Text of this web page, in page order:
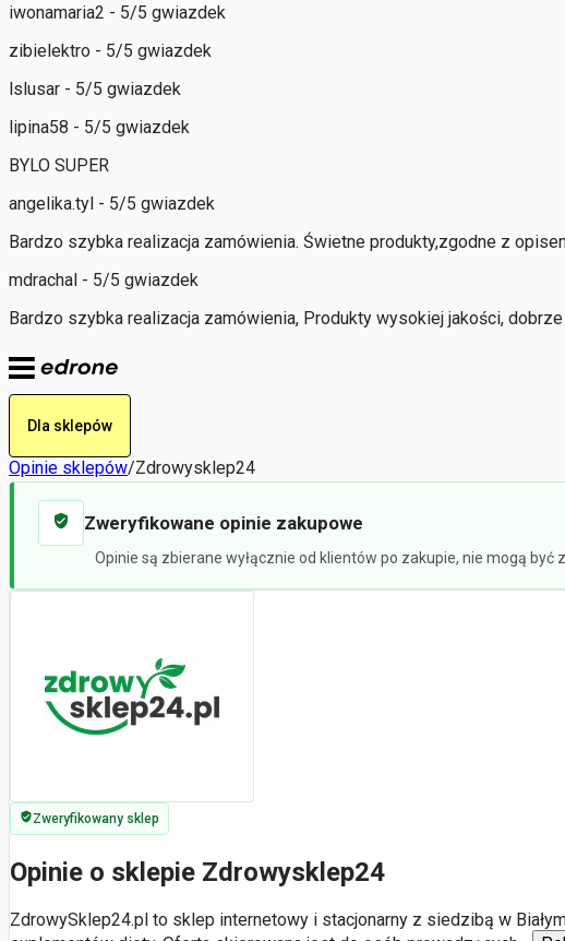
iwonamaria2 - 5/5 gwiazdek
zibielektro - 5/5 gwiazdek
lslusar - 5/5 gwiazdek
lipina58 - 5/5 gwiazdek
BYLO SUPER
angelika.tyl - 5/5 gwiazdek
Bardzo szybka realizacja zamówienia. Świetne produkty,zgodne z
mdrachal - 5/5 gwiazdek
Bardzo szybka realizacja zamówienia, Produkty wysokiej jakości,
Dla sklepów
Opinie sklepów/Zdrowysklep24
Zweryfikowane opinie zakupowe
Opinie są zbierane wyłącznie od klientów po zakupie, nie mogą
Zweryfikowany sklep
Opinie o sklepie Zdrowysklep24
ZdrowySklep24.pl to sklep internetowy i stacjonarny z siedzibą w